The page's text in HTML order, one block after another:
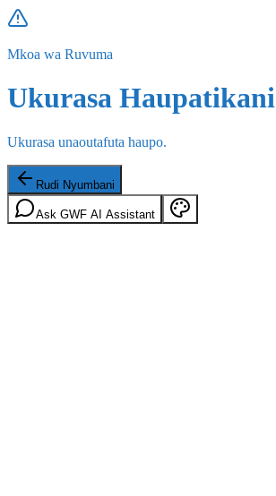
Mkoa wa Ruvuma
Ukurasa Haupatikani
Ukurasa unaoutafuta haupo.
Rudi Nyumbani
Ask GWF AI Assistant